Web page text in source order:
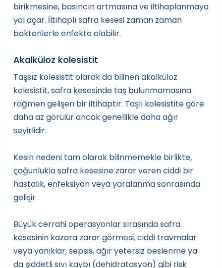
birikmesine, basıncın artmasına ve iltihaplanmaya
yol açar. İltihaplı safra kesesi zaman zaman
bakterilerle enfekte olabilir.
Akalküloz kolesistit
Taşsız kolesistit olarak da bilinen akalküloz
kolesistit, safra kesesinde taş bulunmamasına
rağmen gelişen bir iltihaptır. Taşlı kolesistite göre
daha az görülür ancak genellikle daha ağır
seyirlidir.
Kesin nedeni tam olarak bilinmemekle birlikte,
çoğunlukla safra kesesine zarar veren ciddi bir
hastalık, enfeksiyon veya yaralanma sonrasında
gelişir
Büyük cerrahi operasyonlar sırasında safra
kesesinin kazara zarar görmesi, ciddi travmalar
veya yanıklar, sepsis, ağır yetersiz beslenme ya
da şiddetli sıvı kaybı (dehidratasyon) gibi risk